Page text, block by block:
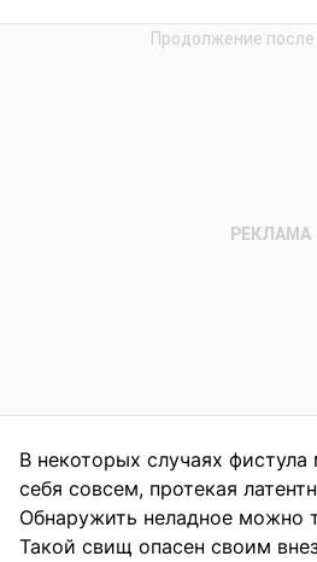
В некоторых случаях
себя совсем, протекая
Обнаружить неладное можно
Такой свищ опасен своим